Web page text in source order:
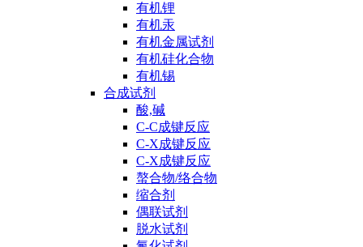
有机锂
有机汞
有机金属试剂
有机硅化合物
有机锡
合成试剂
酸,碱
C-C成键反应
C-X成键反应
C-X成键反应
螯合物/络合物
缩合剂
偶联试剂
脱水试剂